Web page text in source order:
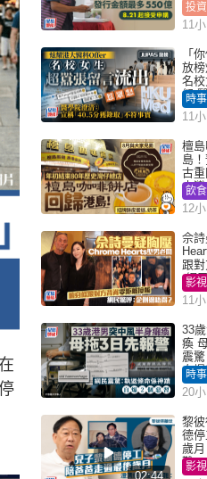
投
11
「
放
名校
怒
「
實｜
時
11
檀
島
古重
史灣
飲食
12
佘
跟對
網
得？
影
11
33
瘓
震驚
自
時
20
02:44
黎
德
歲
難：
影